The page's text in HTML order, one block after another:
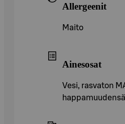
Allergeenit
Maito
Ainesosat
Vesi, rasvaton